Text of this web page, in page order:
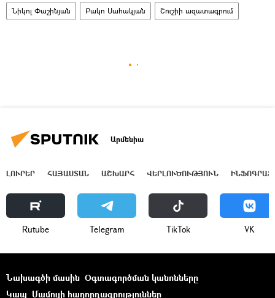
Նիկոլ Փաշինյան Բակո Սահակյան Շուշիի ազատագրում
Արմենիա
ԼՈՒՐԵՐ ՀԱՅԱՍՏԱՆ ԱՇԽԱՐՀ ՎԵՐԼՈՒԾՈՒԹՅՈՒՆ
Rutube Telegram ТikТоk VK
Նախագծի մասին Օգտագործման կանոնները
Կապ Մամուլի հաղորդագրություններ